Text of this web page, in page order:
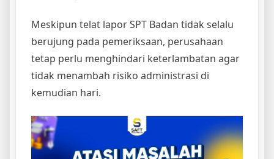
Meskipun telat lapor SPT Badan tidak selalu
berujung pada pemeriksaan, perusahaan
tetap perlu menghindari keterlambatan agar
tidak menambah risiko administrasi di
kemudian hari.